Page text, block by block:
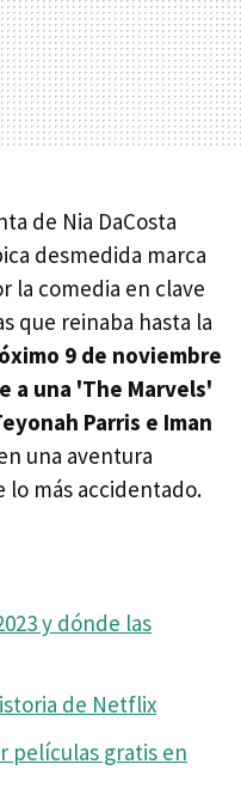
de Nia DaCosta
desmedida marca
la comedia en clave
que reinaba hasta la
9 de noviembre
a una 'The Marvels'
Parris e Iman
una aventura
lo más accidentado.
y dónde las
de Netflix
películas gratis en